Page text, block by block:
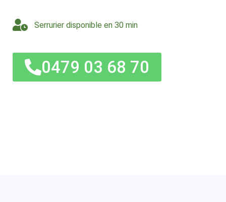
Serrurier disponible en 30 min
0479 03 68 70